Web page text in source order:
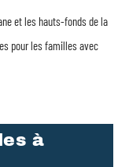
et les hauts-fonds de la
pour les familles avec
à